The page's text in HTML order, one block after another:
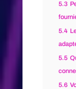
5.3
5.4
5.5
5.6